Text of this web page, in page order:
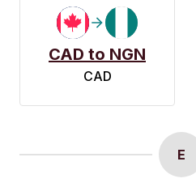
CAD to NGN
CAD
E